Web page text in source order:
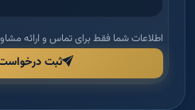
اطلاعات شما فقط برای تماس و ارائه
ثبت